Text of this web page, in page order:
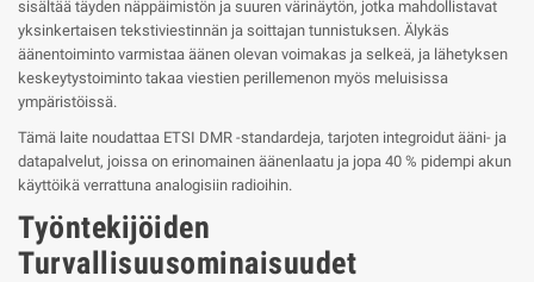
sisältää täyden näppäimistön ja suuren värinäytön, jotka mahdollistavat
yksinkertaisen tekstiviestinnän ja soittajan tunnistuksen. Älykäs
äänentoiminto varmistaa äänen olevan voimakas ja selkeä, ja lähetyksen
keskeytystoiminto takaa viestien perillemenon myös meluisissa
ympäristöissä.
Tämä laite noudattaa ETSI DMR -standardeja, tarjoten integroidut ääni- ja
datapalvelut, joissa on erinomainen äänenlaatu ja jopa 40 % pidempi akun
käyttöikä verrattuna analogisiin radioihin.
Työntekijöiden
Turvallisuusominaisuudet